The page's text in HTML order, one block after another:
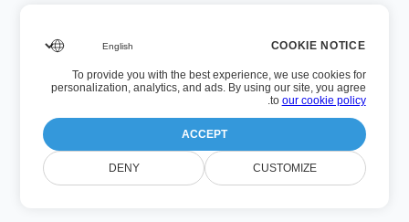
سياسة الخصوصية
شروط الاستخدام
الوصول التنفيذي
رقم الإصدار: 26.7.5
آخر تحديث: الأربعاء، 22 صفر 1448 بعد الهجرة
COOKIE NOTICE
To provide you with the best experience, we use cookies for
personalization, analytics, and ads. By using our site, you agree
to our cookie policy
.
ACCEPT
CUSTOMIZE
DENY